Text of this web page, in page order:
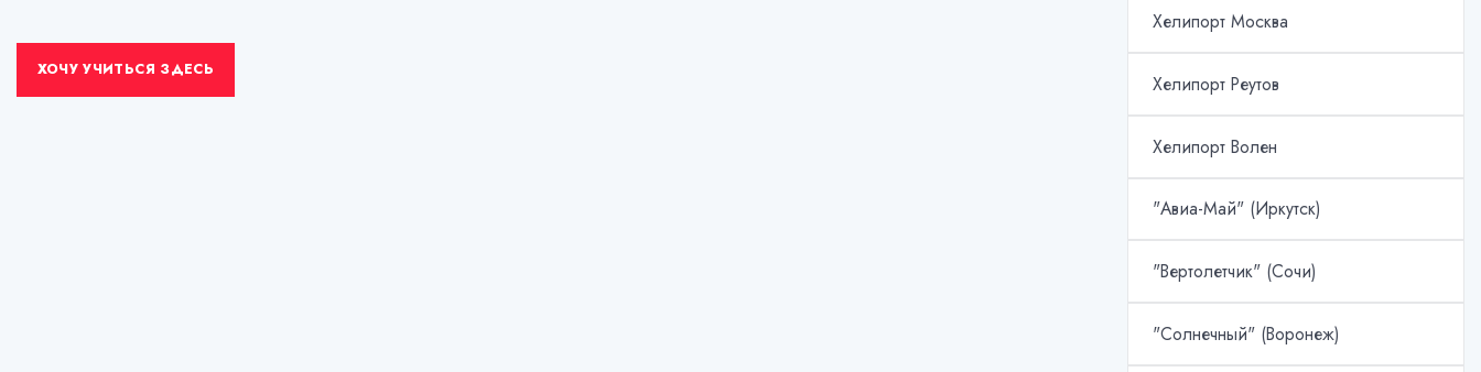
Хелипорт Москва
Хелипорт Реутов
Хелипорт Волен
"Авиа-Май" (Иркутск)
"Вертолетчик" (Сочи)
"Солнечный" (Воронеж)
ХОЧУ УЧИТЬСЯ ЗДЕСЬ